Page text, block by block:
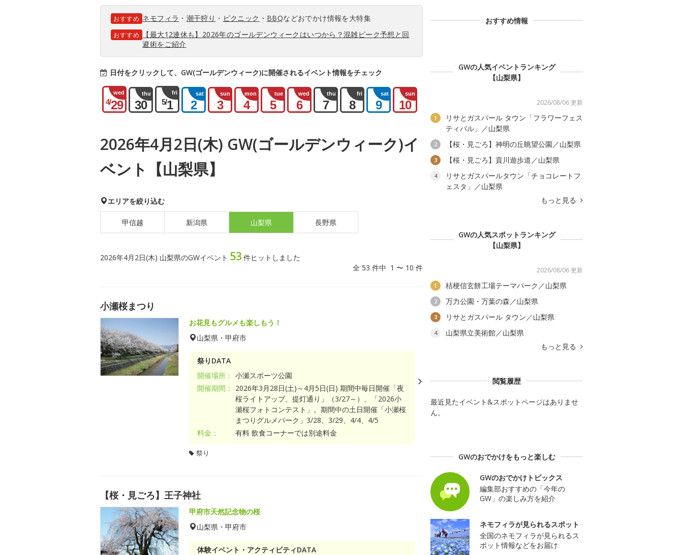
おすすめ ネモフィラ ・ 潮干狩り ・ ピクニック ・ BBQなどおでかけ情報を大特集
おすすめ
【最大12連休も】2026年のゴールデンウィークはいつから？混雑ピーク予想と回
避術をご紹介
日付をクリックして、GW(ゴールデンウィーク)に開催されるイベント情報をチェック
wed
4/29
thu
30
fri
5/1
sat
2
sun
3
mon
4
tue
5
wed
6
thu
7
fri
8
sat
9
sun
10
2026年4月2日(木) GW(ゴールデンウィーク)イ
ベント【山梨県】
エリアを絞り込む
甲信越 新潟県 山梨県 長野県
2026年4月2日(木) 山梨県のGWイベント 53 件ヒットしました
全 53 件中 1 〜 10 件
小瀬桜まつり
お花見もグルメも楽しもう！
山梨県・甲府市
祭りDATA
開催場所： 小瀬スポーツ公園
開催期間：
2026年3月28日(土)～4月5日(日) 期間中毎日開催「夜
桜ライトアップ、提灯通り」（3/27～）、「2026小
瀬桜フォトコンテスト」。期間中の土日開催「小瀬桜
まつりグルメパーク」3/28、3/29、4/4、4/5
料金：
有料 飲食コーナーでは別途料金
祭り
【桜・見ごろ】王子神社
甲府市天然記念物の桜
山梨県・甲府市
体験イベント・アクティビティDATA
おすすめ情報
GWの人気イベントランキング
【山梨県】
2026/08/06 更新
1
リサとガスパール タウン「フラワーフェス
ティバル」／山梨県
2 【桜・見ごろ】神明の丘眺望公園／山梨県
3 【桜・見ごろ】貢川遊歩道／山梨県
4
リサとガスパールタウン「チョコレートフ
ェスタ」／山梨県
もっと見る
GWの人気スポットランキング
【山梨県】
2026/08/06 更新
1 桔梗信玄餅工場テーマパーク／山梨県
2 万力公園・万葉の森／山梨県
3 リサとガスパール タウン／山梨県
4
山梨県立美術館／山梨県
もっと見る
閲覧履歴
最近見たイベント&スポットページはありませ
ん。
GWのおでかけをもっと楽しむ
GWのおでかけトピックス
編集部おすすめの「今年の
GW」の楽しみ方を紹介
ネモフィラが見られるスポット
全国のネモフィラが見られるス
ポット情報などをお届け